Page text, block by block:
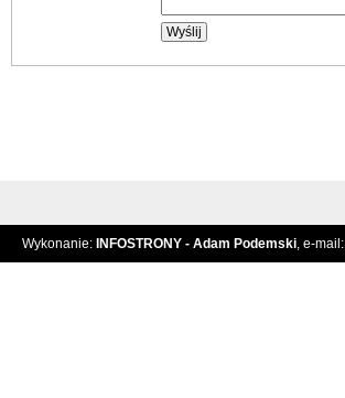
Wykonanie: INFOSTRONY - Adam Podemski, e-mail: